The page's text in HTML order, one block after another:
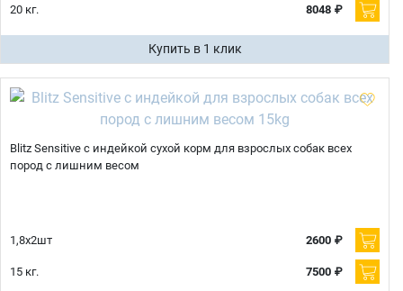
20 кг. 8048 ₽
Купить в 1 клик
Blitz Sensitive с индейкой сухой корм для взрослых собак всех
пород с лишним весом
1,8х2шт 2600 ₽
15 кг. 7500 ₽